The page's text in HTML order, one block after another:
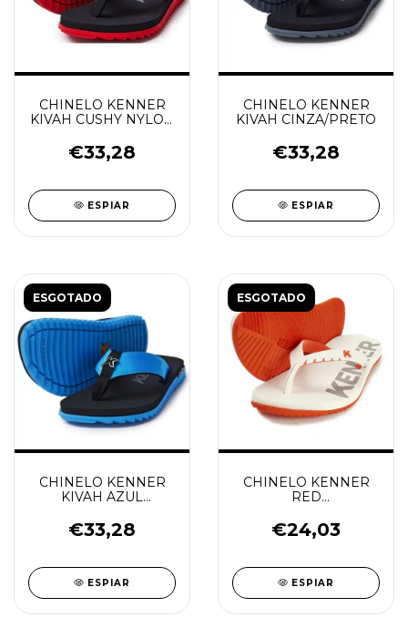
CHINELO KENNER
KIVAH CUSHY NYLON
€33,28
ESPIAR
CHINELO KENNER
KIVAH CINZA/PRETO
€33,28
ESPIAR
ESGOTADO
CHINELO KENNER
KIVAH AZUL
€33,28
ESPIAR
ESGOTADO
CHINELO KENNER
RED
€24,03
ESPIAR